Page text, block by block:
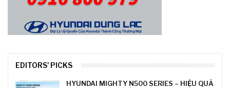
EDITORS' PICKS
HYUNDAI MIGHTY N500 SERIES – HIỆU QUẢ